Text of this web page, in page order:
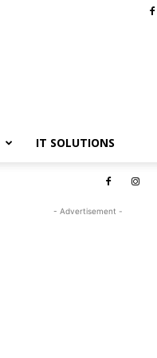
IT SOLUTIONS
- Advertisement -